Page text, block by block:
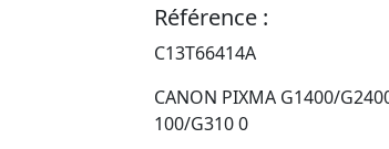
Référence :
C13T66414A
CANON PIXMA G1400/
100/G310 0